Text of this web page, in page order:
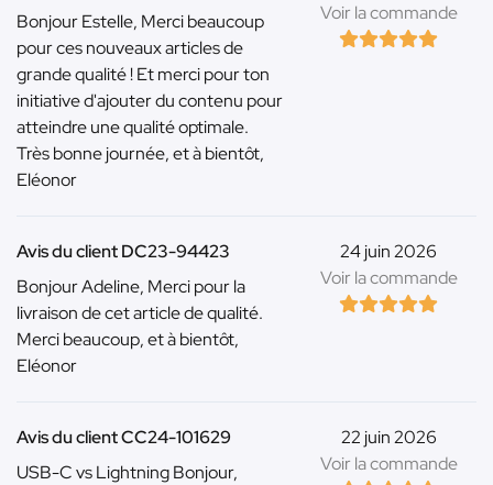
Voir la commande
Bonjour Estelle, Merci beaucoup
pour ces nouveaux articles de
grande qualité ! Et merci pour ton
initiative d'ajouter du contenu pour
atteindre une qualité optimale.
Très bonne journée, et à bientôt,
Eléonor
24 juin 2026
Voir la commande
Avis du client DC23-94423
Bonjour Adeline, Merci pour la
livraison de cet article de qualité.
Merci beaucoup, et à bientôt,
Eléonor
22 juin 2026
Voir la commande
Avis du client CC24-101629
USB-C vs Lightning Bonjour,